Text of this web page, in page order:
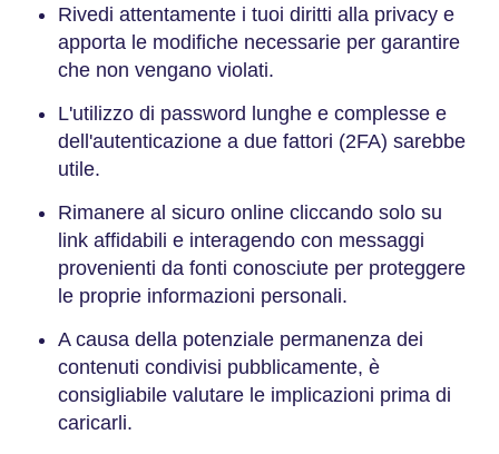
Rivedi attentamente i tuoi diritti alla privacy e
apporta le modifiche necessarie per garantire
che non vengano violati.
L'utilizzo di password lunghe e complesse e
dell'autenticazione a due fattori (2FA) sarebbe
utile.
Rimanere al sicuro online cliccando solo su
link affidabili e interagendo con messaggi
provenienti da fonti conosciute per proteggere
le proprie informazioni personali.
A causa della potenziale permanenza dei
contenuti condivisi pubblicamente, è
consigliabile valutare le implicazioni prima di
caricarli.